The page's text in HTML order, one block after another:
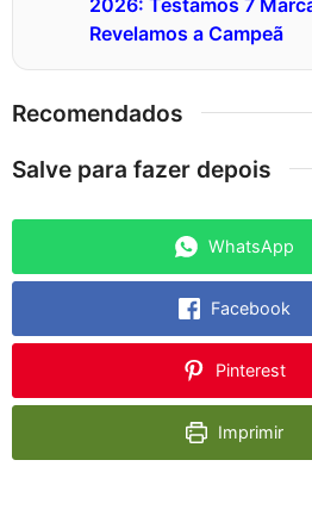
Revelamos a Campeã
Recomendados
Salve para fazer depois
WhatsApp
Facebook
Pinterest
Imprimir